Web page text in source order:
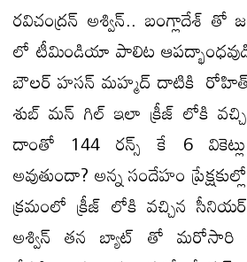
రవిచంద్రన్ అశ్విన్.. బంగ్లాదేశ్ తో
లో టీమిండియా పాలిట
బౌలర్ హసన్ మహ్మద్ దాటికి రోహిత్
శుబ్ మన్ గిల్ ఇలా క్రీజ్ లోకి
దాంతో 144 రన్స్ కే 6
అవుతుందా? అన్న సందేహం
క్రమంలో క్రీజ్ లోకి వచ్చిన
అశ్విన్ తన బ్యాట్ తో